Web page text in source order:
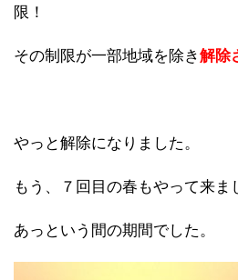
限！
その制限が一部地域を除き解除
やっと解除になりました。
もう、７回目の春もやって来ま
あっという間の期間でした。